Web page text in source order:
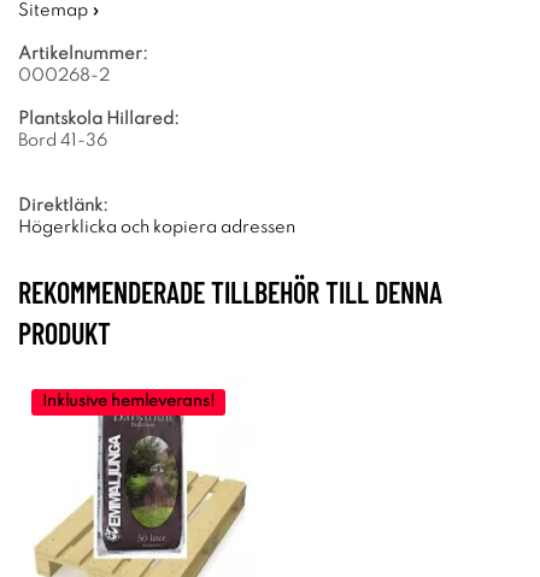
Sitemap »
Artikelnummer:
000268-2
Plantskola Hillared:
Bord 41-36
Direktlänk:
Högerklicka och kopiera adressen
REKOMMENDERADE TILLBEHÖR TILL DENNA
PRODUKT
Inklusive hemleverans!